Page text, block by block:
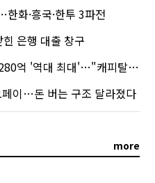
화·흥국·한투 3파전
은행 대출 창구
최대'…"캐피탈, 자산 1조원 이상"
이…돈 버는 구조 달라졌다
more